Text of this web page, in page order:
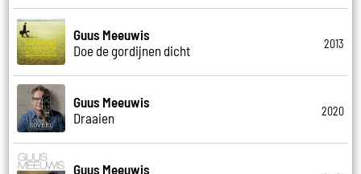
Guus Meeuwis
Doe de gordijnen dicht
2013
Guus Meeuwis
Draaien
2020
Guus Meeuwis